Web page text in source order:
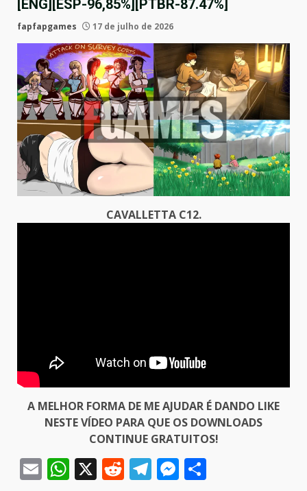
[ENG][ESP-96,85%][PTBR-87.47%]
fapfapgames 17 de julho de 2026
CAVALLETTA C12.
A MELHOR FORMA DE ME AJUDAR É DANDO LIKE
NESTE VÍDEO PARA QUE OS DOWNLOADS
CONTINUE GRATUITOS!
EmailWhatsApp
X Reddit
Telegram
Messenger